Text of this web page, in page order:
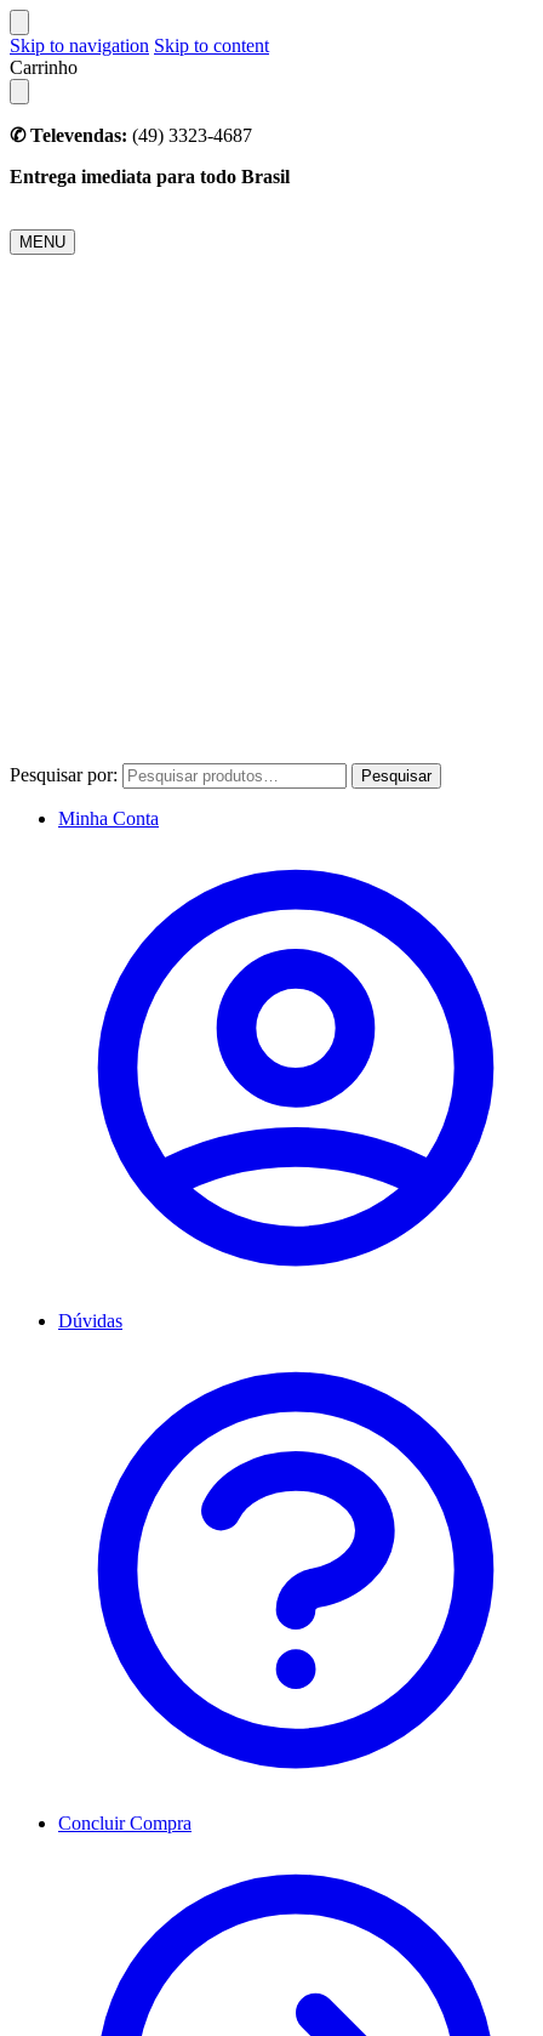
Skip to navigation Skip to content
Carrinho
✆ Televendas: (49) 3323-4687
Entrega imediata para todo Brasil
MENU
Pesquisar por: Pesquisar
Minha Conta
Dúvidas
Concluir Compra